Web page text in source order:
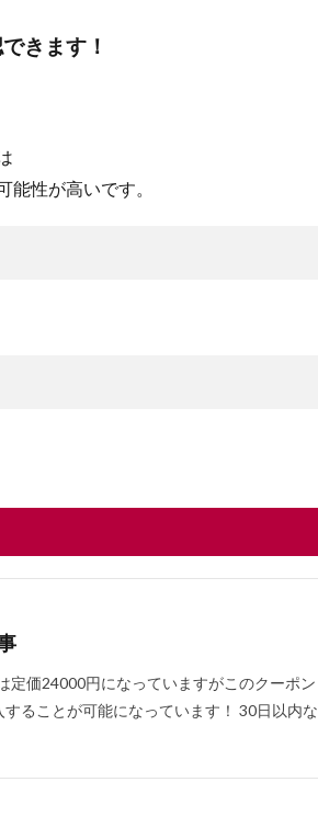
きます！
能性が高いです。
定価24000円になっていますがこのクーポン
ることが可能になっています！ 30日以内な